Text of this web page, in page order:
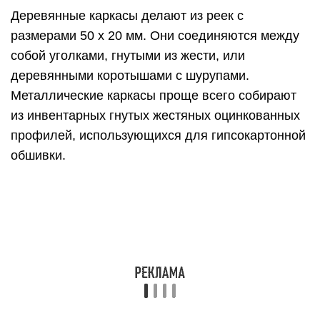
Деревянные каркасы делают из реек с
размерами 50 х 20 мм. Они соединяются между
собой уголками, гнутыми из жести, или
деревянными коротышами с шурупами.
Металлические каркасы проще всего собирают
из инвентарных гнутых жестяных оцинкованных
профилей, использующихся для гипсокартонной
обшивки.